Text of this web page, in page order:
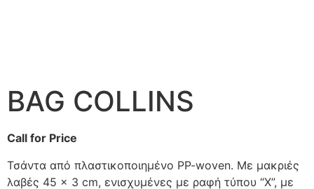
BAG COLLINS
Call for Price
Τσάντα από πλαστικοποιημένο PP-woven. Με μακριές
λαβές 45 × 3 cm, ενισχυμένες με ραφή τύπου “X”, με